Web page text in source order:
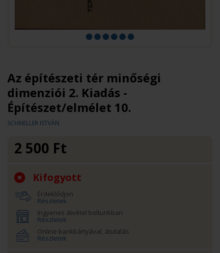
Az építészeti tér minőségi
dimenziói 2. Kiadás -
Építészet/elmélet 10.
SCHNELLER ISTVÁN
2 500 Ft
Kifogyott
Érdeklődjön
Részletek
Ingyenes átvétel boltunkban
Részletek
Online bankkártyával, átutalás
Részletek